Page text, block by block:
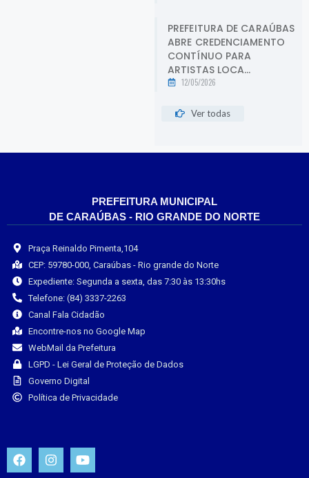
PREFEITURA DE CARAÚBAS
ABRE CREDENCIAMENTO
CONTÍNUO PARA
ARTISTAS LOCA...
12/05/2026
Ver todas
PREFEITURA MUNICIPAL
DE CARAÚBAS - RIO GRANDE DO NORTE
Praça Reinaldo Pimenta,104
CEP: 59780-000, Caraúbas - Rio grande do Norte
Expediente: Segunda a sexta, das 7:30 às 13:30hs
Telefone: (84) 3337-2263
Canal Fala Cidadão
Encontre-nos no Google Map
WebMail da Prefeitura
LGPD - Lei Geral de Proteção de Dados
Governo Digital
Política de Privacidade